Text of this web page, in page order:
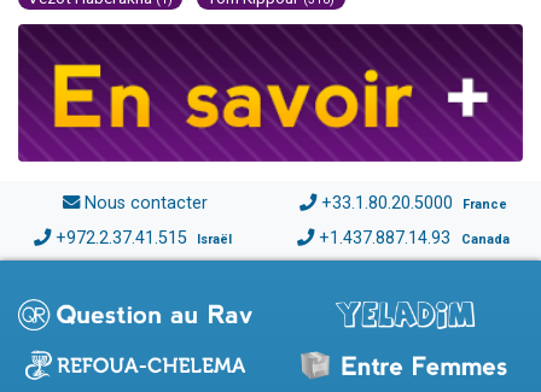
Nous contacter +33.1.80.20.5000 France
+972.2.37.41.515 Israël +1.437.887.14.93 Canada